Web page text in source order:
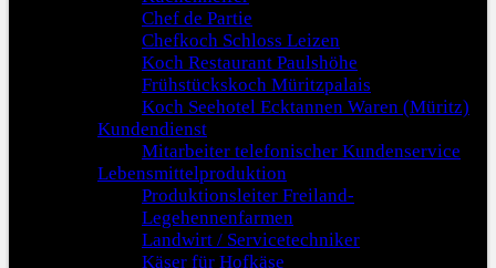
Chef de Partie
Chefkoch Schloss Leizen
Koch Restaurant Paulshöhe
Frühstückskoch Müritzpalais
Koch Seehotel Ecktannen Waren (Müritz)
Kundendienst
Mitarbeiter telefonischer Kundenservice
Lebensmittelproduktion
Produktionsleiter Freiland-
Legehennenfarmen
Landwirt / Servicetechniker
Käser für Hofkäse